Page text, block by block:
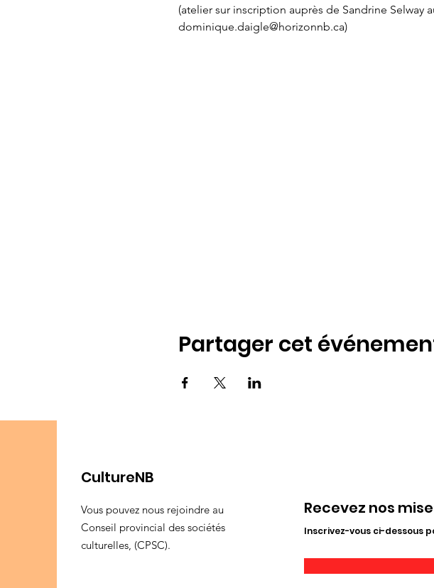
(atelier sur inscription auprès de Sandrine Selway
dominique.daigle@horizonnb.ca)
Partager cet
CultureNB
Vous pouvez nous rejoindre au
Conseil provincial des sociétés
culturelles, (CPSC).
Recevez nos
Inscrivez-vous ci-dessous